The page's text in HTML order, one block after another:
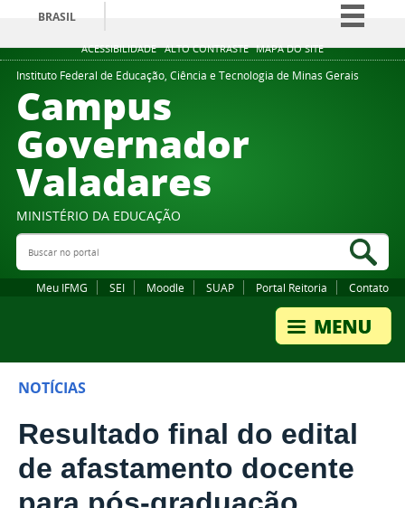
ACESSIBILIDADE ALTO CONTRASTE MAPA DO SITE
BRASIL
Simplifique!
Comunica BR
Instituto Federal de Educação, Ciência e Tecnologia de Minas Gerais
Campus
Governador
Valadares
MINISTÉRIO DA EDUCAÇÃO
Buscar no portal
Meu IFMG SEI Moodle SUAP Portal Reitoria Contato
NOTÍCIAS
Resultado final do edital
de afastamento docente